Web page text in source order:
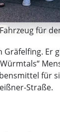
für
für
Straße.